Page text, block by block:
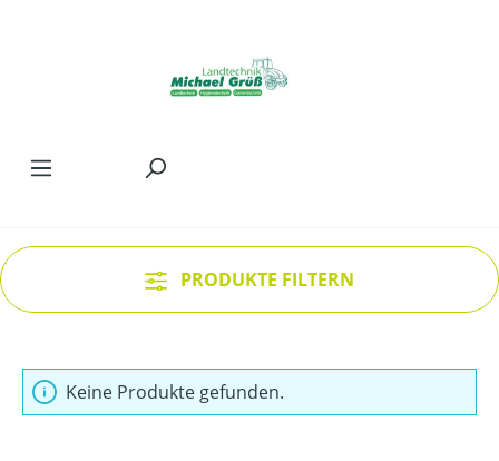
PRODUKTE FILTERN
Keine Produkte gefunden.